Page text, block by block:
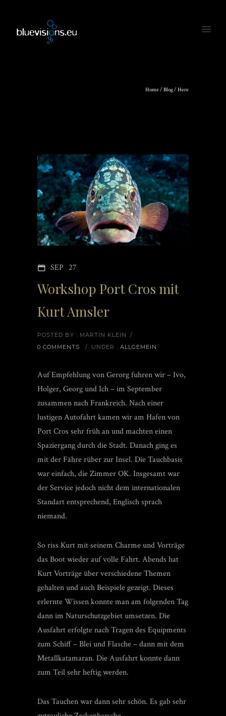
Home/ Blog/ Here
SEP 27
Workshop Port Cros mit
Kurt Amsler
POSTED BY : MARTIN KLEIN
/
0 COMMENTS
/ UNDER : ALLGEMEIN
Auf Empfehlung von Gerorg fuhren wir – Ivo,
Holger, Georg und Ich – im September
zusammen nach Frankreich. Nach einer
lustigen Autofahrt kamen wir am Hafen von
Port Cros sehr früh an und machten einen
Spaziergang durch die Stadt. Danach ging es
mit der Fähre rüber zur Insel. Die Tauchbasis
war einfach, die Zimmer OK. Insgesamt war
der Service jedoch nicht dem internationalen
Standart entsprechend, Englisch sprach
niemand.
So riss Kurt mit seinem Charme und Vorträge
das Boot wieder auf volle Fahrt. Abends hat
Kurt Vorträge über verschiedene Themen
gehalten und auch Beispiele gezeigt. Dieses
erlernte Wissen konnte man am folgenden Tag
dann im Naturschutzgebiet umsetzen. Die
Ausfahrt erfolgte nach Tragen des Equipments
zum Schiff – Blei und Flasche – dann mit dem
Metallkatamaran. Die Ausfahrt konnte dann
zum Teil sehr heftig werden.
Das Tauchen war dann sehr schön. Es gab sehr